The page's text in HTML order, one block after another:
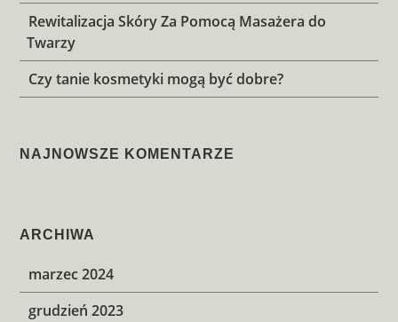
Rewitalizacja Skóry Za Pomocą Masażera do
Twarzy
Czy tanie kosmetyki mogą być dobre?
NAJNOWSZE KOMENTARZE
ARCHIWA
marzec 2024
grudzień 2023